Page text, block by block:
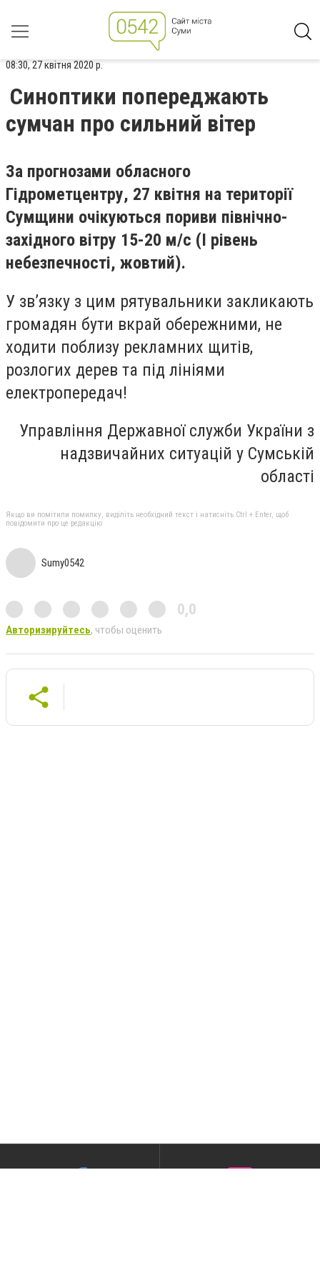
08:30, 27 квітня 2020 р.
Синоптики попереджають
сумчан про сильний вітер
За прогнозами обласного
Гідрометцентру, 27 квітня на території
Сумщини очікуються пориви північно-
західного вітру 15-20 м/с (I рівень
небезпечності, жовтий).
У зв’язку з цим рятувальники закликають
громадян бути вкрай обережними, не
ходити поблизу рекламних щитів,
розлогих дерев та під лініями
електропередач!
Управління Державної служби України з
надзвичайних ситуацій у Сумській
області
Якщо ви помітили помилку, виділіть необхідний текст і натисніть Ctrl + Enter, щоб
повідомити про це редакцію
Sumy0542
0,0
Авторизируйтесь, чтобы оценить